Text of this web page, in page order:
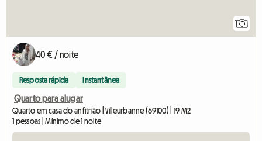
1
40 € / noite
Resposta rápida Instantânea
Quarto para alugar
Quarto em casa do anfitrião | Villeurbanne (69100) | 19 M2
1 pessoas | Mínimo de 1 noite